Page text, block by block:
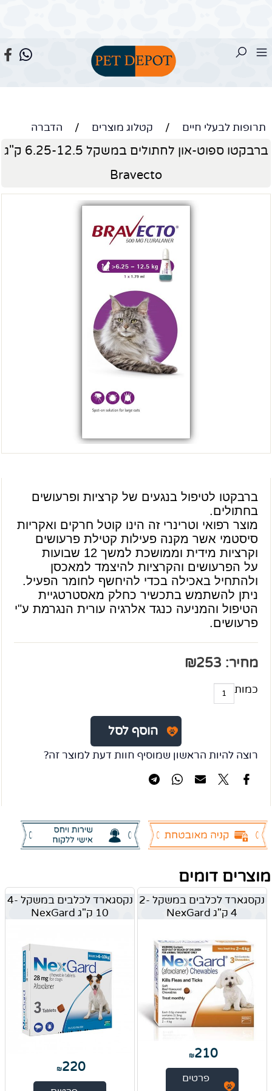
תרופות לבעלי חיים / קטלוג מוצרים / הדברה
ברבקטו ספוט-און לחתולים במשקל 6.25-12.5 ק"ג
Bravecto
ברבקטו לטיפול בנגעים של קרציות ופרעושים
בחתולים.
מוצר רפואי וטרינרי זה הינו קוטל חרקים ואקריות
סיסטמי אשר מקנה פעילות קטילת פרעושים
וקרציות מידית וממושכת למשך 12 שבועות
על הפרעושים והקרציות להיצמד למאכסן
ולהתחיל באכילה בכדי להיחשף לחומר הפעיל.
ניתן להשתמש בתכשיר כחלק מאסטרטגיית
הטיפול והמניעה כנגד אלרגיה עורית הנגרמת ע"י
פרעושים.
מחיר: ₪253
כמות
הוסף לסל
רוצה להיות הראשון שמוסיף חוות דעת למוצר זה?
מוצרים דומים
נקסגארד לכלבים במשקל 2-
4 ק"ג NexGard
₪210
פרטים
נקסגארד לכלבים במשקל 4-
10 ק"ג NexGard
₪220